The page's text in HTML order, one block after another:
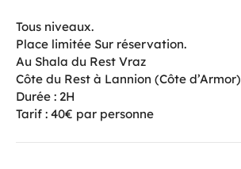
Tous niveaux.
Place limitée Sur réservation.
Au Shala du Rest Vraz
Côte du Rest à Lannion (Côte d’Armor)
Durée : 2H
Tarif : 40€ par personne